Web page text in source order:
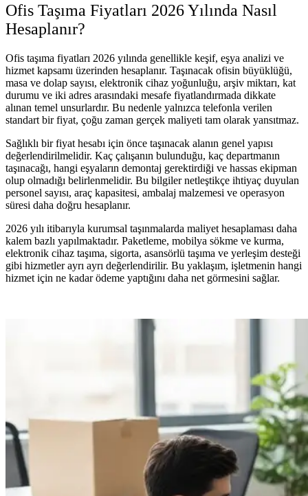
Ofis Taşıma Fiyatları 2026 Yılında Nasıl
Hesaplanır?
Ofis taşıma fiyatları 2026 yılında genellikle keşif, eşya analizi ve
hizmet kapsamı üzerinden hesaplanır. Taşınacak ofisin büyüklüğü,
masa ve dolap sayısı, elektronik cihaz yoğunluğu, arşiv miktarı, kat
durumu ve iki adres arasındaki mesafe fiyatlandırmada dikkate
alınan temel unsurlardır. Bu nedenle yalnızca telefonla verilen
standart bir fiyat, çoğu zaman gerçek maliyeti tam olarak yansıtmaz.
Sağlıklı bir fiyat hesabı için önce taşınacak alanın genel yapısı
değerlendirilmelidir. Kaç çalışanın bulunduğu, kaç departmanın
taşınacağı, hangi eşyaların demontaj gerektirdiği ve hassas ekipman
olup olmadığı belirlenmelidir. Bu bilgiler netleştikçe ihtiyaç duyulan
personel sayısı, araç kapasitesi, ambalaj malzemesi ve operasyon
süresi daha doğru hesaplanır.
2026 yılı itibarıyla kurumsal taşınmalarda maliyet hesaplaması daha
kalem bazlı yapılmaktadır. Paketleme, mobilya sökme ve kurma,
elektronik cihaz taşıma, sigorta, asansörlü taşıma ve yerleşim desteği
gibi hizmetler ayrı ayrı değerlendirilir. Bu yaklaşım, işletmenin hangi
hizmet için ne kadar ödeme yaptığını daha net görmesini sağlar.